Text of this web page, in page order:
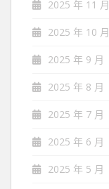
2025 年 11 月
2025 年 10 月
2025 年 9 月
2025 年 8 月
2025 年 7 月
2025 年 6 月
2025 年 5 月